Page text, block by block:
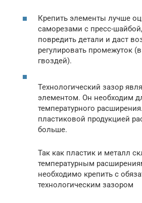
Крепить элементы лучше
саморезами с пресс-
повредить детали и даст
регулировать промежуток
гвоздей).
Технологический зазор
элементом. Он необходим
температурного
пластиковой продукцией
больше.
Так как пластик и металл
температурным
необходимо крепить с
технологическим зазором